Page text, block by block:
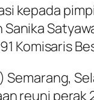
kepada
reuni